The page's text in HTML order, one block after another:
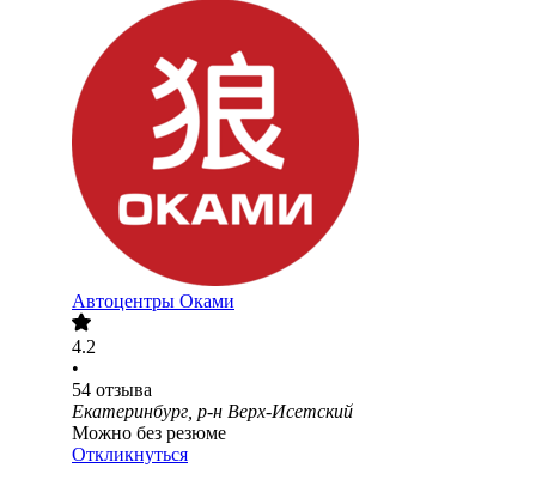
Автоцентры Оками
4.2
•
54 отзыва
Екатеринбург, р-н Верх-Исетский
Можно без резюме
Откликнуться